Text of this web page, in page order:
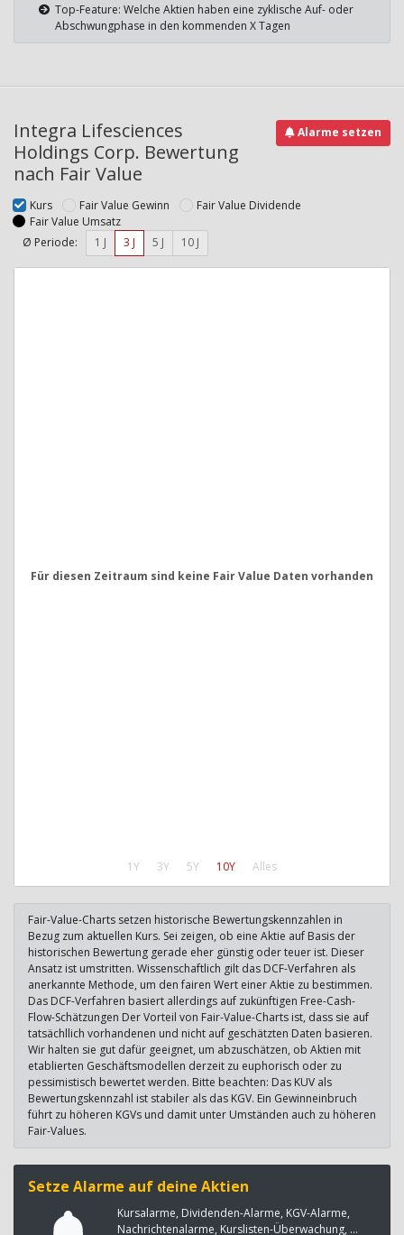
Top-Feature: Welche Aktien haben eine zyklische Auf- oder
Abschwungphase in den kommenden X Tagen
Integra Lifesciences
Holdings Corp. Bewertung
nach Fair Value
Alarme setzen
Kurs Fair Value Gewinn
Fair Value Dividende
Fair Value Umsatz
Ø Periode:
1 J 3 J 5 J 10 J
1Y 3Y 5Y 10Y Alles
Für diesen Zeitraum sind keine Fair Value Daten vorhanden
Fair-Value-Charts setzen historische Bewertungskennzahlen in
Bezug zum aktuellen Kurs. Sei zeigen, ob eine Aktie auf Basis der
historischen Bewertung gerade eher günstig oder teuer ist. Dieser
Ansatz ist umstritten. Wissenschaftlich gilt das DCF-Verfahren als
anerkannte Methode, um den fairen Wert einer Aktie zu bestimmen.
Das DCF-Verfahren basiert allerdings auf zukünftigen Free-Cash-
Flow-Schätzungen Der Vorteil von Fair-Value-Charts ist, dass sie auf
tatsächllich vorhandenen und nicht auf geschätzten Daten basieren.
Wir halten sie gut dafür geeignet, um abzuschätzen, ob Aktien mit
etablierten Geschäftsmodellen derzeit zu euphorisch oder zu
pessimistisch bewertet werden. Bitte beachten: Das KUV als
Bewertungskennzahl ist stabiler als das KGV. Ein Gewinneinbruch
führt zu höheren KGVs und damit unter Umständen auch zu höheren
Fair-Values.
Setze Alarme auf deine Aktien
Kursalarme, Dividenden-Alarme, KGV-Alarme,
Nachrichtenalarme, Kurslisten-Überwachung, ...